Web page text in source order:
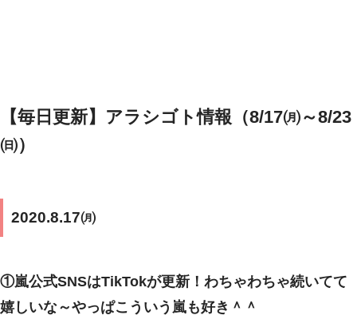
【毎日更新】アラシゴト情報（8/17㈪～8/23
㈰）
2020.8.17㈪
①嵐公式SNSはTikTokが更新！わちゃわちゃ続いてて
嬉しいな～やっぱこういう嵐も好き＾＾